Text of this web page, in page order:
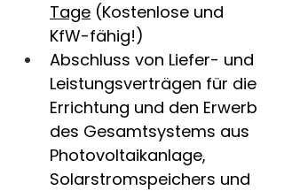
Tage (Kostenlose und
KfW-fähig!)
Abschluss von Liefer- und
Leistungsverträgen für die
Errichtung und den Erwerb
des Gesamtsystems aus
Photovoltaikanlage,
Solarstromspeichers und